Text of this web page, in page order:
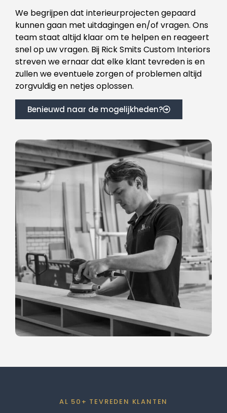
We begrijpen dat interieurprojecten gepaard
kunnen gaan met uitdagingen en/of vragen. Ons
team staat altijd klaar om te helpen en reageert
snel op uw vragen. Bij Rick Smits Custom Interiors
streven we ernaar dat elke klant tevreden is en
zullen we eventuele zorgen of problemen altijd
zorgvuldig en netjes oplossen.
Benieuwd naar de mogelijkheden?
AL 50+ TEVREDEN KLANTEN